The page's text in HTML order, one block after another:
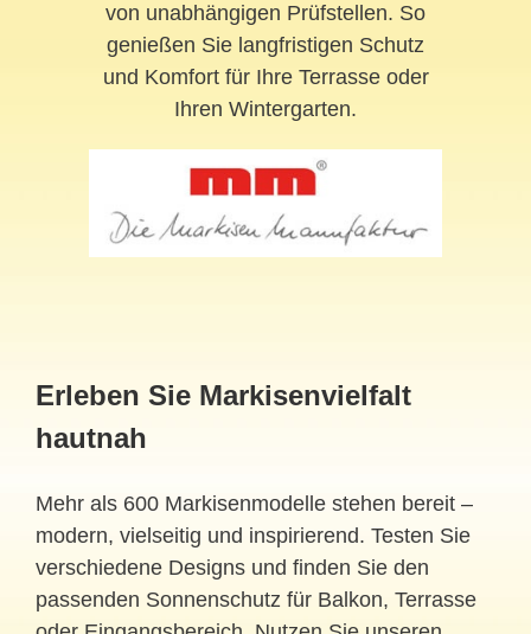
von unabhängigen Prüfstellen. So
genießen Sie langfristigen Schutz
und Komfort für Ihre Terrasse oder
Ihren Wintergarten.
Erleben Sie Markisenvielfalt
hautnah
Mehr als 600 Markisenmodelle stehen bereit –
modern, vielseitig und inspirierend. Testen Sie
verschiedene Designs und finden Sie den
passenden Sonnenschutz für Balkon, Terrasse